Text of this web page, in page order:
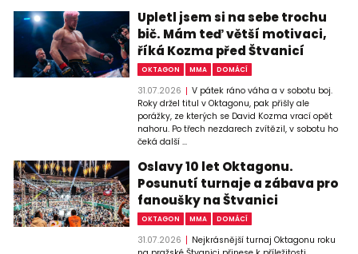
Upletl jsem si na sebe trochu
bič. Mám teď větší motivaci,
říká Kozma před Štvanicí
OKTAGON MMA DOMÁCÍ
31.07.2026
V pátek ráno váha a v sobotu boj.
Roky držel titul v Oktagonu, pak přišly ale
porážky, ze kterých se David Kozma vrací opět
nahoru. Po třech nezdarech zvítězil, v sobotu ho
čeká další ...
Oslavy 10 let Oktagonu.
Posunutí turnaje a zábava pro
fanoušky na Štvanici
OKTAGON MMA DOMÁCÍ
31.07.2026
Nejkrásnější turnaj Oktagonu roku